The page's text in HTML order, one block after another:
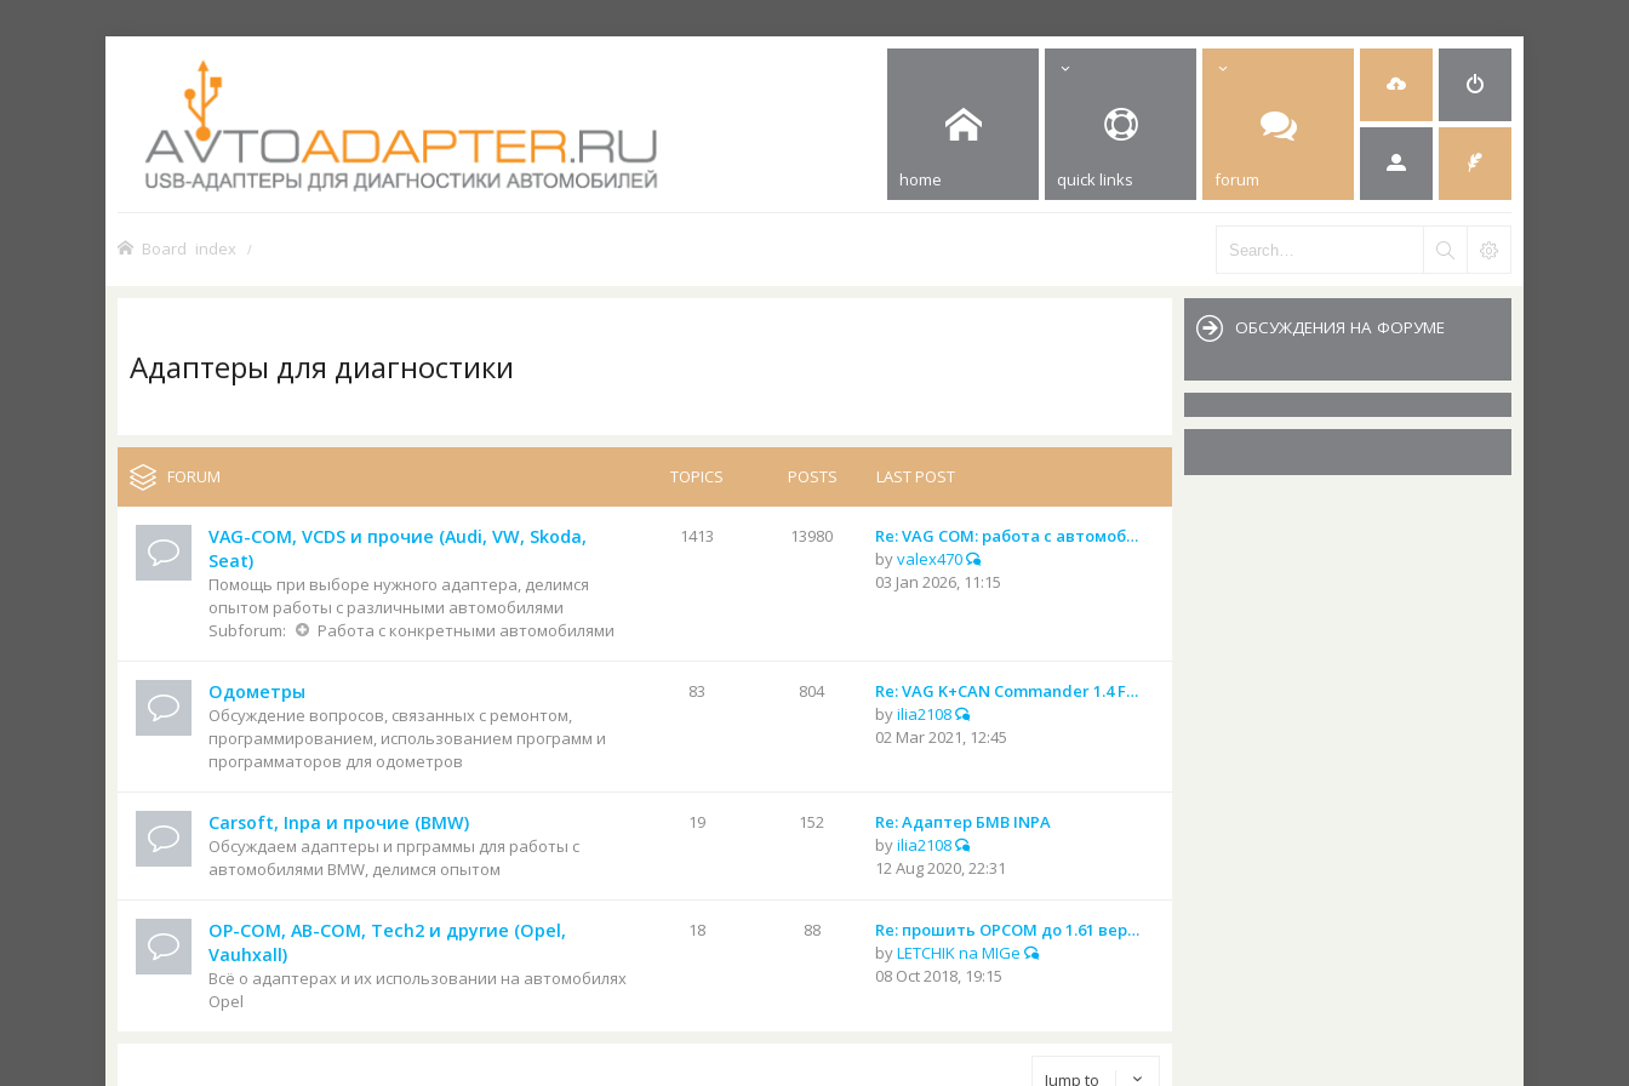
home quick links forum
Board index
Адаптеры для диагностики
FORUM TOPICS POSTS LAST POST
VAG-COM, VCDS и прочие (Audi, VW, Skoda,
Seat)
Помощь при выборе нужного адаптера, делимся
опытом работы с различными автомобилями
Subforum:
Работа с конкретными автомобилями
1413 13980
Re: VAG COM: работа с автомоб…
byvalex470
03 Jan 2026, 11:15
Одометры
Обсуждение вопросов, связанных с ремонтом,
программированием, использованием программ и
программаторов для одометров
83 804
Re: VAG K+CAN Commander 1.4 F…
byilia2108
02 Mar 2021, 12:45
Carsoft, Inpa и прочие (BMW)
Обсуждаем адаптеры и прграммы для работы с
автомобилями BMW, делимся опытом
19 152
Re: Адаптер БМВ INPA
byilia2108
12 Aug 2020, 22:31
OP-COM, AB-COM, Tech2 и другие (Opel,
Vauhxall)
Всё о адаптерах и их использовании на автомобилях
Opel
18 88
Re: прошить OPCOM до 1.61 вер…
byLETCHIK na MIGe
08 Oct 2018, 19:15
Jump to
ОБСУЖДЕНИЯ НА ФОРУМЕ